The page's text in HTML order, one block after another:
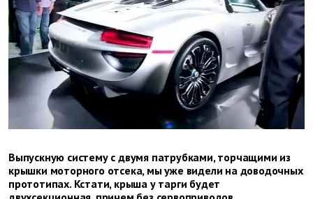
Выпускную систему с двумя патрубками, торчащими из
крышки моторного отсека, мы уже видели на доводочных
прототипах. Кстати, крыша у тарги будет